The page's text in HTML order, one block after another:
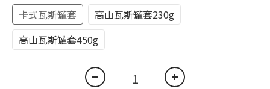
卡式瓦斯罐套
高山瓦斯罐套230g
高山瓦斯罐套450g